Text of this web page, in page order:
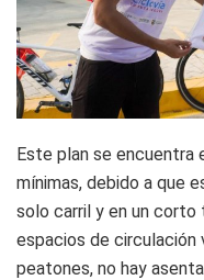
Este plan se encuentra
mínimas, debido a que
solo carril y en un corto
espacios de circulación
peatones, no hay